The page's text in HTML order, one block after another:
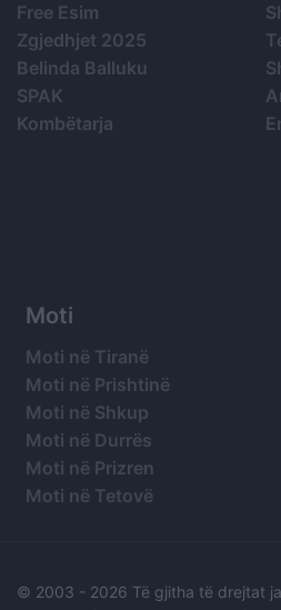
Free Esim
Zgjedhjet 2025
Belinda Balluku
SPAK
Kombëtarja
Moti
Moti në Tiranë
Moti në Prishtinë
Moti në Shkup
Moti në Durrës
Moti në Prizren
Moti në Tetovë
© 2003 - 2026 Të gjitha të drejtat